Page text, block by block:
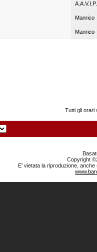
A.A.V.I.P.
Manrico
Manrico
Tutti gli orari
Copyright
E' vietata la riproduzione,